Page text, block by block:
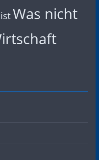
Was nicht